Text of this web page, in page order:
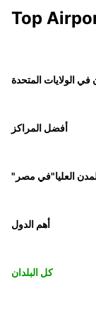
Top
في الولايات المتحدة
أفضل المراكز
العليا"في مصر
أهم الدول
كل البلدان